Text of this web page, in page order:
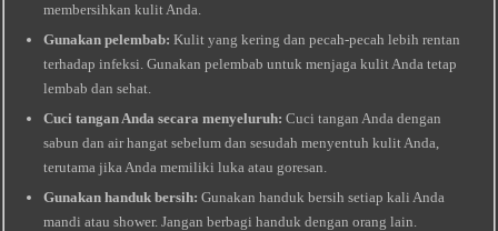
membersihkan kulit Anda.
Gunakan pelembab: Kulit yang kering dan pecah-pecah lebih rentan
terhadap infeksi. Gunakan pelembab untuk menjaga kulit Anda tetap
lembab dan sehat.
Cuci tangan Anda secara menyeluruh: Cuci tangan Anda dengan
sabun dan air hangat sebelum dan sesudah menyentuh kulit Anda,
terutama jika Anda memiliki luka atau goresan.
Gunakan handuk bersih: Gunakan handuk bersih setiap kali Anda
mandi atau shower. Jangan berbagi handuk dengan orang lain.